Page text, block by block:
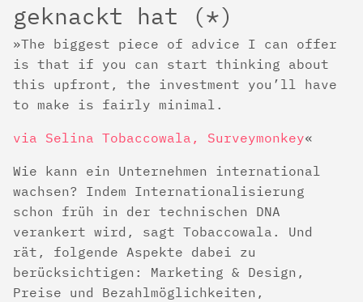
geknackt hat (*)
The biggest piece of advice I can offer
is that if you can start thinking about
this upfront, the investment you’ll have
to make is fairly minimal.
via Selina Tobaccowala, Surveymonkey
Wie kann ein Unternehmen international
wachsen? Indem Internationalisierung
schon früh in der technischen DNA
verankert wird, sagt Tobaccowala. Und
rät, folgende Aspekte dabei zu
berücksichtigen: Marketing & Design,
Preise und Bezahlmöglichkeiten,